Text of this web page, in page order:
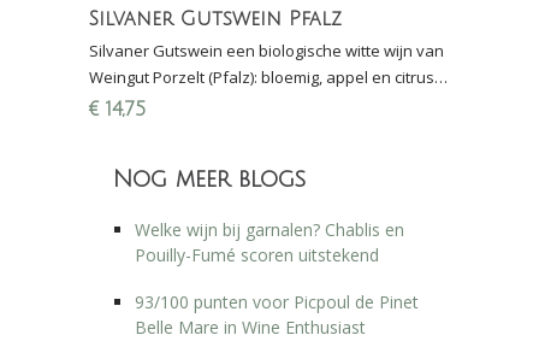
Silvaner Gutswein Pfalz
Silvaner Gutswein een biologische witte wijn van
Weingut Porzelt (Pfalz): bloemig, appel en citrus,
zacht en mineraal; lekker bij asperges en
€ 14,75
Nog meer blogs
Welke wijn bij garnalen? Chablis en
Pouilly-Fumé scoren uitstekend
93/100 punten voor Picpoul de Pinet
Belle Mare in Wine Enthusiast